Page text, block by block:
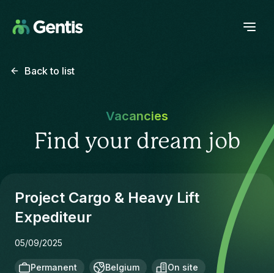
Back to list
Vacancies
Find your dream job
Project Cargo & Heavy Lift
Expediteur
05/09/2025
Permanent Belgium
On site